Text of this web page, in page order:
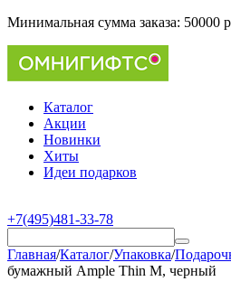
Минимальная сумма заказа: 50000
Каталог
Акции
Новинки
Хиты
Идеи подарков
+7(495)481-33-78
Главная/Каталог/Упаковка/
бумажный Ample Thin M, черный